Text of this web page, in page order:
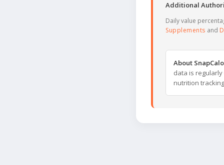
Additional
Daily value
Supplements and
About
data is
nutrition